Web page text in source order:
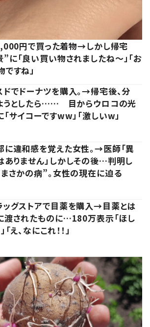
円で買った着物→しかし帰宅
「良い買い物されましたね～」「お
ですね」
ドでドーナツを購入。→帰宅後、分
うとしたら…… 目からウロコの光
「サイコーですww」「激しいw」
に違和感を覚えた女性。→医師「異
ありません」しかしその後…判明し
さかの病”。女性の現在に迫る
ッグストアで目薬を購入→目薬とは
渡されたものに…180万表示「ほし
「え、なにこれ！！」